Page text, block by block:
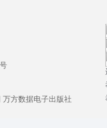
方数据电子出版社